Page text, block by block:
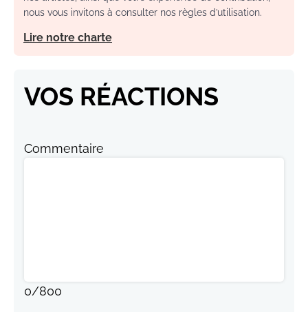
nous vous invitons à consulter nos règles d’utilisation.
Lire notre charte
VOS RÉACTIONS
Commentaire
0/800